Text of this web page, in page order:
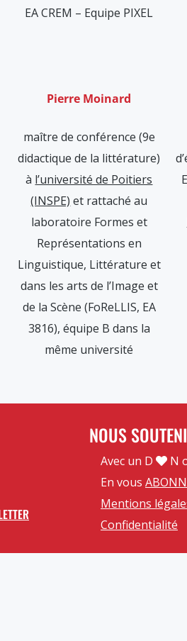
EA CREM – Equipe PIXEL
Pierre Moinard
maître de conférence (9e
didactique de la littérature)
à l’université de Poitiers
(INSPE) et rattaché au
laboratoire Formes et
Représentations en
Linguistique, Littérature et
dans les arts de l’Image et
de la Scène (FoReLLIS, EA
3816), équipe B dans la
même université
NOUS
Avec un D
N
En vous
Mentions
Confidentialité